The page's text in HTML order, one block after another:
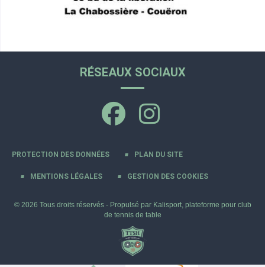
RÉSEAUX SOCIAUX
PROTECTION DES DONNÉES PLAN DU SITE
MENTIONS LÉGALES GESTION DES COOKIES
© 2026 Tous droits réservés - Propulsé par Kalisport, plateforme pour club
de tennis de table